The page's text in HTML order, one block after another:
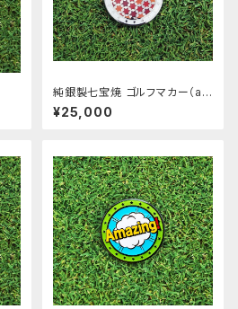
純銀製七宝焼 ゴルフマカー（ak
a）
¥25,000